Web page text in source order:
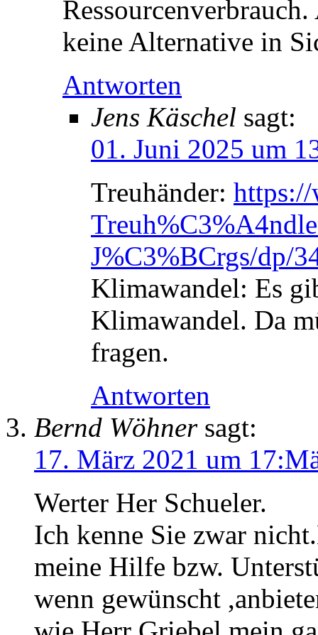
keine Alternative in
Antworten
Jens Käschel sagt:
01. Juni 2025 um
Treuhänder: https://
J%C3%BCrgs/dp/
Klimawandel: Es
Klimawandel. Da
fragen.
Antworten
Bernd Wöhner sagt:
17. März 2021 um
Werter Her Schueler.
Ich kenne Sie zwar
meine Hilfe bzw.
wenn gewünscht